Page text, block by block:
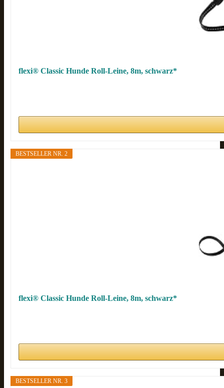
flexi® Classic Hunde Roll-Leine, 8m, schwarz*
BESTSELLER NR. 2
flexi® Classic Hunde Roll-Leine, 8m, schwarz*
BESTSELLER NR. 3